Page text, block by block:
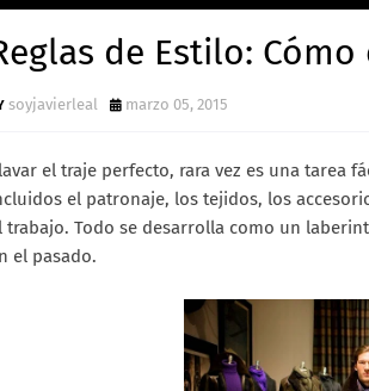
de Estilo:
soyjavierleal marzo 05, 2015
el traje perfecto, rara vez es una tarea
el patronaje, los tejidos, los
trabajo. Todo se desarrolla como un
el pasado.